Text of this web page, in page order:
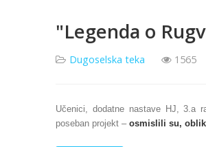
"Legenda o
Dugoselska teka 1565
Učenici, dodatne nastave HJ, 3.a
poseban projekt – osmislili su,